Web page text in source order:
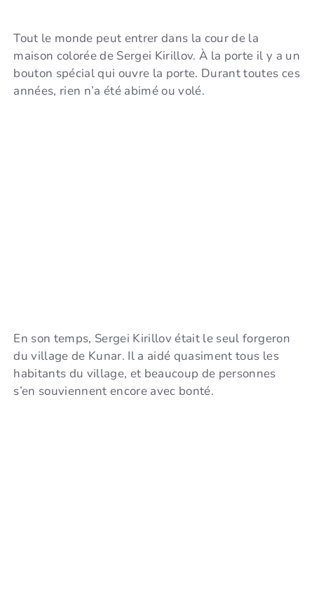
Tout le monde peut entrer dans la cour de la
maison colorée de Sergei Kirillov. À la porte il y a un
bouton spécial qui ouvre la porte. Durant toutes ces
années, rien n’a été abimé ou volé.
En son temps, Sergei Kirillov était le seul forgeron
du village de Kunar. Il a aidé quasiment tous les
habitants du village, et beaucoup de personnes
s’en souviennent encore avec bonté.